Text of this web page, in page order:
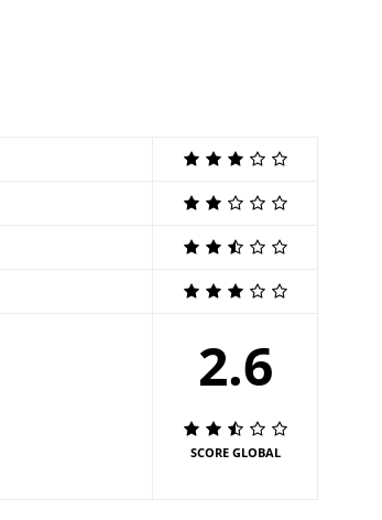
2.6
SCORE GLOBAL